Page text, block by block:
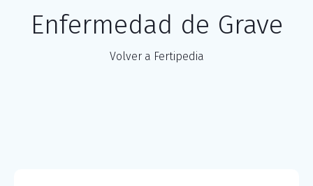
Enfermedad de Grave
Volver a Fertipedia